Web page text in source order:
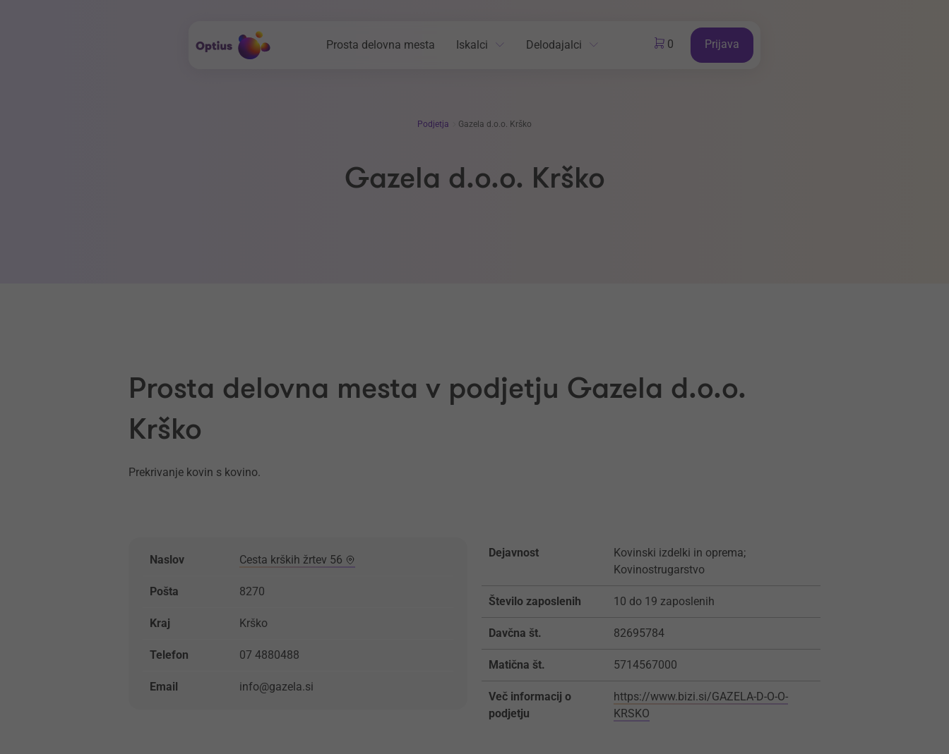
Prosta delovna mesta Iskalci Delodajalci 0 Prijava
Podjetja Gazela d.o.o. Krško
Gazela d.o.o. Krško
Prosta delovna mesta v podjetju Gazela d.o.o.
Krško
Prekrivanje kovin s kovino.
Naslov Cesta krških žrtev 56
Pošta 8270
Kraj Krško
Telefon 07 4880488
Email info@gazela.si
Dejavnost
Kovinski izdelki in oprema;
Kovinostrugarstvo
Število zaposlenih 10 do 19 zaposlenih
Davčna št. 82695784
Matična št. 5714567000
Več informacij o
podjetju
https://www.bizi.si/GAZELA-D-O-O-
KRSKO